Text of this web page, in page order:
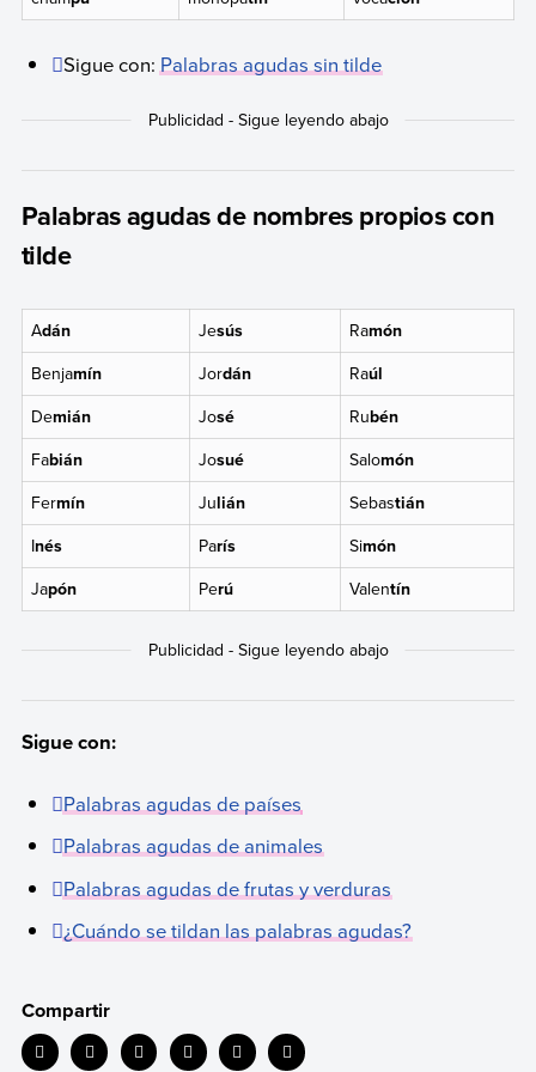
Sigue con:Palabras agudas sin tilde
Palabras agudas de nombres propios con
tilde
Adán Jesús Ramón
Benjamín Jordán Raúl
Demián José Rubén
Fabián Josué Salomón
Fermín Julián Sebastián
Inés París Simón
Japón Perú Valentín
Sigue con:
Palabras agudas de países
Palabras agudas de animales
Palabras agudas de frutas y verduras
¿Cuándo se tildan las palabras agudas?
Compartir